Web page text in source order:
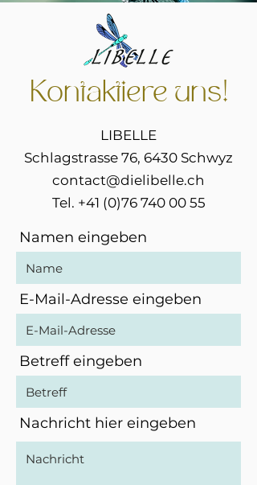
Kontaktiere uns!
LIBELLE
Schlagstrasse 76, 6430 Schwyz
contact@dielibelle.ch
Tel. +41 (0)76 740 00 55
Namen eingeben
E-Mail-Adresse eingeben
Betreff eingeben
Nachricht hier eingeben